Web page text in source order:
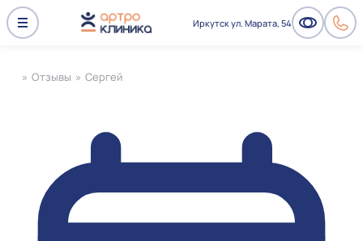
Иркутск ул. Марата, 54
» Отзывы » Сергей